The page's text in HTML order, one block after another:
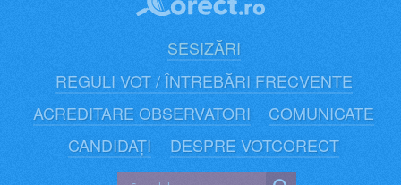
SESIZĂRI
REGULI VOT / ÎNTREBĂRI FRECVENTE
ACREDITARE OBSERVATORI
COMUNICATE
CANDIDAȚI
DESPRE VOTCORECT